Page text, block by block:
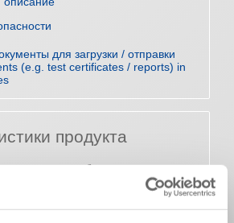
для загрузки / отправки
(e.g. test certificates / reports) in
продукта
бесцветная
~ 0,78